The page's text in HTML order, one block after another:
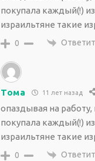
покупала каждый(!)
израильтяне такие
0
Тома 11 лет назад
опаздывая на
покупала каждый(!)
израильтяне такие
0